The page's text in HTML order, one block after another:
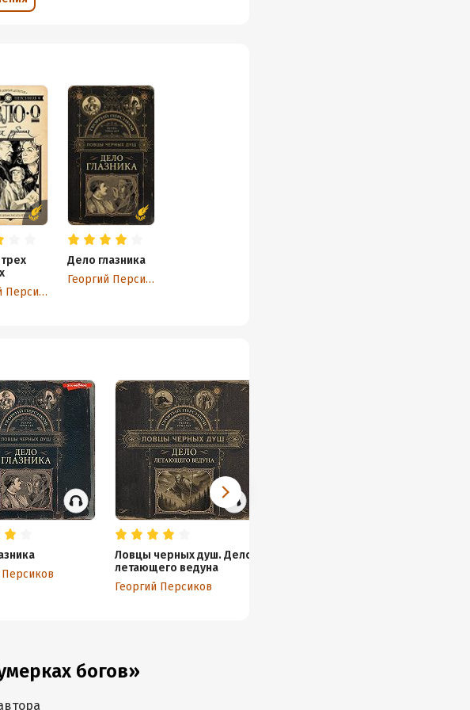
Георгий Персиков
Дело глазника
Георгий Персиков
Персиков
Ловцы черных душ. Дело
летающего ведуна
Георгий Персиков
богов»